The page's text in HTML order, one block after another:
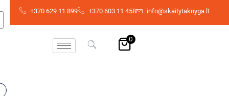
Pereiti
+370 629 11 899 +370 603 11 458 info@skaitytaknyga.lt
0